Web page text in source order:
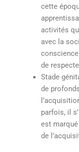
cette
activités
avec la
de
Stade
de
parfois, il
est
de